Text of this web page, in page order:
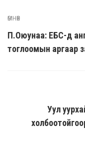
ӨМНӨХ
П.Оюунаа: ЕБС-д
тоглоомын аргаар
Уул